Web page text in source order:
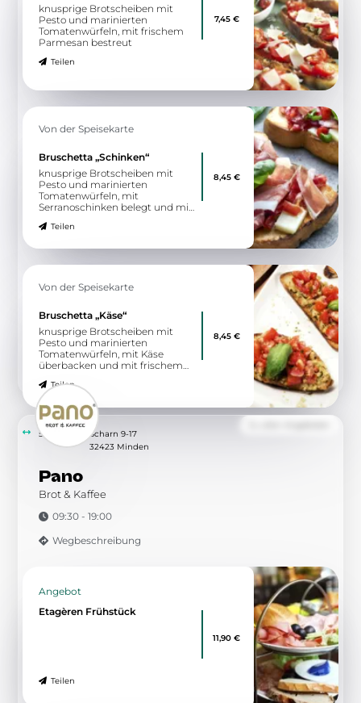
knusprige Brotscheiben mit
Pesto und marinierten
Tomatenwürfeln, mit frischem
Parmesan bestreut
Teilen
7,45 €
Von der Speisekarte
Bruschetta „Schinken“
knusprige Brotscheiben mit
Pesto und marinierten
Tomatenwürfeln, mit
Serranoschinken belegt und mit
frischem Parmesan bestreut
Teilen
8,45 €
Von der Speisekarte
Bruschetta „Käse“
knusprige Brotscheiben mit
Pesto und marinierten
Tomatenwürfeln, mit Käse
überbacken und mit frischem
Teilen
8,45 €
Pano
Brot & Kaffee
09:30 - 19:00
Wegbeschreibung
5.72 km
Scharn 9-17
32423 Minden
Angebot
Etagèren Frühstück
Teilen
11,90 €